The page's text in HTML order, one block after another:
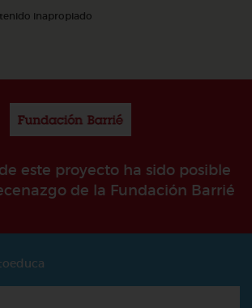
inapropiado
este proyecto ha sido posible
de la Fundación Barrié